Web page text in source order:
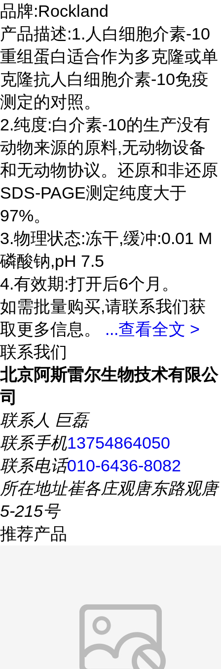
品牌:Rockland
产品描述:1.人白细胞介素-10
重组蛋白适合作为多克隆或单
克隆抗人白细胞介素-10免疫
测定的对照。
2.纯度:白介素-10的生产没有
动物来源的原料,无动物设备
和无动物协议。还原和非还原
SDS-PAGE测定纯度大于
97%。
3.物理状态:冻干,缓冲:0.01 M
磷酸钠,pH 7.5
4.有效期:打开后6个月。
如需批量购买,请联系我们获
取更多信息。 ...查看全文 >
联系我们
北京阿斯雷尔生物技术有限公
司
联系人 巨磊
联系手机13754864050
联系电话010-6436-8082
所在地址崔各庄观唐东路观唐
5-215号
推荐产品